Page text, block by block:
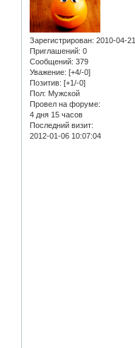
Зарегистрирован: 2010-04-21
Приглашений: 0
Сообщений: 379
Уважение: [+4/-0]
Позитив: [+1/-0]
Пол: Мужской
Провел на форуме:
4 дня 15 часов
Последний визит:
2012-01-06 10:07:04